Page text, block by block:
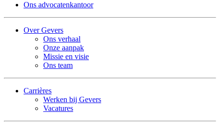
Ons advocatenkantoor
Over Gevers
Ons verhaal
Onze aanpak
Missie en visie
Ons team
Carrières
Werken bij Gevers
Vacatures